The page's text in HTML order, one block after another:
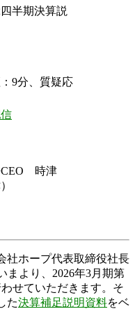
半期決算説
9分、質疑応
CEO 時津
社ホープ代表取締役社長
まより、2026年3月期第
せていただきます。そ
た決算補足説明資料をベ